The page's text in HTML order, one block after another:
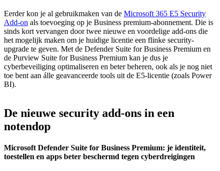
Eerder kon je al gebruikmaken van de Microsoft 365 E5 Security
Add-on als toevoeging op je Business premium-abonnement. Die is
sinds kort vervangen door twee nieuwe en voordelige add-ons die
het mogelijk maken om je huidige licentie een flinke security-
upgrade te geven. Met de Defender Suite for Business Premium en
de Purview Suite for Business Premium kan je dus je
cyberbeveiliging optimaliseren en beter beheren, ook als je nog niet
toe bent aan álle geavanceerde tools uit de E5-licentie (zoals Power
BI).
De nieuwe security add-ons in een
notendop
Microsoft Defender Suite for Business Premium: je identiteit,
toestellen en apps beter beschermd tegen cyberdreigingen